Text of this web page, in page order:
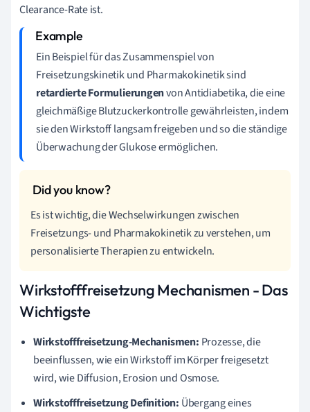
Clearance-Rate ist.
Ein Beispiel für das Zusammenspiel von
Freisetzungskinetik und Pharmakokinetik sind
retardierte Formulierungenvon Antidiabetika, die eine
gleichmäßige Blutzuckerkontrolle gewährleisten, indem
sie den Wirkstoff langsam freigeben und so die ständige
Überwachung der Glukose ermöglichen.
Es ist wichtig, die Wechselwirkungen zwischen
Freisetzungs- und Pharmakokinetik zu verstehen, um
personalisierte Therapien zu entwickeln.
Wirkstofffreisetzung Mechanismen - Das
Wichtigste
Wirkstofffreisetzung-Mechanismen: Prozesse, die
beeinflussen, wie ein Wirkstoff im Körper freigesetzt
wird, wie Diffusion, Erosion und Osmose.
Wirkstofffreisetzung Definition: Übergang eines